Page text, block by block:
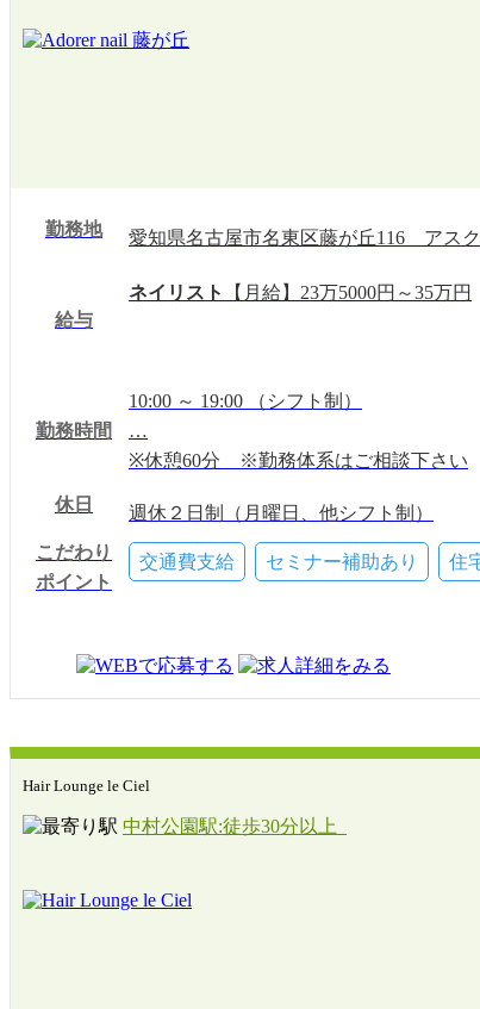
勤務地 愛知県名古屋市名東区藤が丘116 アス
給与
ネイリスト 【月給】23万5000円～35万円
勤務時間
10:00 ～ 19:00 （シフト制）
…
※休憩60分 ※勤務体系はご相談下さい
休日
週休２日制（月曜日、他シフト制）
※その他会社規定による
こだわり
ポイント
交通費支給 セミナー補助あり 住
Hair Lounge le Ciel
中村公園駅:徒歩30分以上